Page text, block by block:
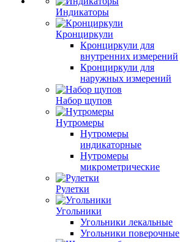
Индикаторы
Кронциркули
Кронциркули для
внутренних измерений
Кронциркули для
наружных измерений
Набор щупов
Нутромеры
Нутромеры
индикаторные
Нутромеры
микрометрические
Рулетки
Угольники
Угольники лекальные
Угольники поверочные